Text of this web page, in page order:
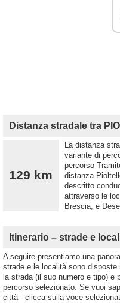
Distanza stradale tra
129 km
La distanza
variante di
percorso
distanza
descritto
attraverso le
Brescia, e
Itinerario – strade e
A seguire presentiamo una
strade e le località sono
la strada (il suo numero e tipo) e
percorso selezionato. Se vuoi
città - clicca sulla voce